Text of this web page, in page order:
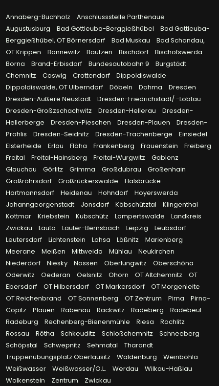
Annaberg-Buchholz
Anschlussstelle Parthenaue
Augustusburg
Bad Gottleuba-Berggießhübel
Bad Gottleuba-
Berggießhübel, OT Börnersdorf
Bad Muskau
Bad Schandau,
OT Krippen
Bannewitz Bautzen Bischdorf
Bischofswerda
Borna
Brand-Erbisdorf Bundesautobahn 9
Burgstädt
Chemnitz
Coswig Crottendorf
Dippoldiswalde
Dippoldiswalde, OT Ulberndorf
Döbeln Dohma
Dresden
Dresden-Äußere Neustadt
Dresden-Friedrichstadt/ -Löbtau
Dresden-Großzschachwitz
Dresden-Hellerau
Dresden-
Hellerberge
Dresden-Pieschen Dresden-Plauen
Dresden-
Prohlis
Dresden-Seidnitz Dresden-Trachenberge
Einsiedel
Elsterheide
Erlau Flöha Frankenberg Frauenstein
Freiberg
Freital
Freital-Hainsberg Freital-Wurgwitz
Gablenz
Glauchau
Görlitz Grimma Großdubrau
Großenhain
Großröhrsdorf
Großrückerswalde
Halsbrücke
Hartmannsdorf
Heidenau Hohndorf
Hoyerswerda
Johanngeorgenstadt
Jonsdorf Käbschütztal
Klingenthal
Kottmar
Kriebstein Kubschütz Lampertswalde
Landkreis
Zwickau
Lauta Lauter-Bernsbach Leipzig
Leubsdorf
Leutersdorf
Lichtenstein Lohsa Lößnitz
Marienberg
Meerane
Meißen Mittweida Mühlau
Neukirchen
Niederdorf
Niesky Nossen Oberlungwitz
Oberschöna
Oderwitz
Oederan Oelsnitz Ohorn OT Altchemnitz
OT
Ebersdorf
OT Hilbersdorf OT Markersdorf
OT Morgenleite
OT Reichenbrand
OT Sonnenberg OT Zentrum Pirna
Pirna-
Copitz
Plauen Rabenau Rackwitz Radeberg
Radebeul
Radeburg
Rechenberg-Bienenmühle Riesa
Rochlitz
Rossau
Rötha Schkeuditz Schloßchemnitz
Schneeberg
Schöpstal
Schwepnitz Sehmatal
Tharandt
Truppenübungsplatz Oberlausitz
Waldenburg
Weinböhla
Weißwasser
Weißwasser/O.L. Werdau
Wilkau-Haßlau
Wolkenstein
Zentrum Zwickau